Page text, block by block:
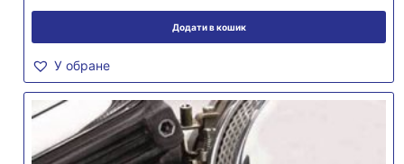
Додати в кошик
У обране